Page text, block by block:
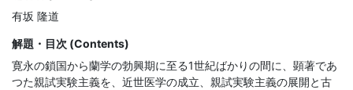
有坂 隆道
解題・目次 (Contents)
寛永の鎖国から蘭学の勃興期に至る1世紀ばかりの間に、顕著であ
つた親試実験主義を、近世医学の成立、親試実験主義の展開と古